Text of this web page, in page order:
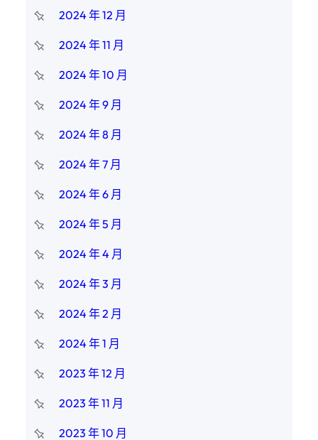
2024 年 12 月
2024 年 11 月
2024 年 10 月
2024 年 9 月
2024 年 8 月
2024 年 7 月
2024 年 6 月
2024 年 5 月
2024 年 4 月
2024 年 3 月
2024 年 2 月
2024 年 1 月
2023 年 12 月
2023 年 11 月
2023 年 10 月